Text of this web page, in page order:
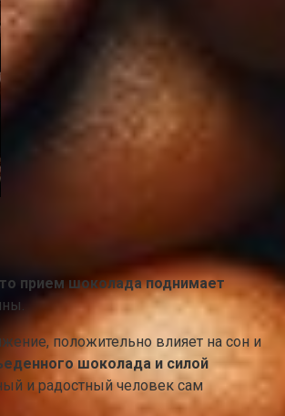
прием шоколада поднимает
положительно влияет на сон и
шоколада и силой
и радостный человек сам